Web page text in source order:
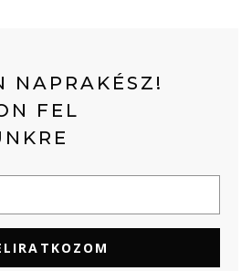
NAPRAKÉSZ!
FEL